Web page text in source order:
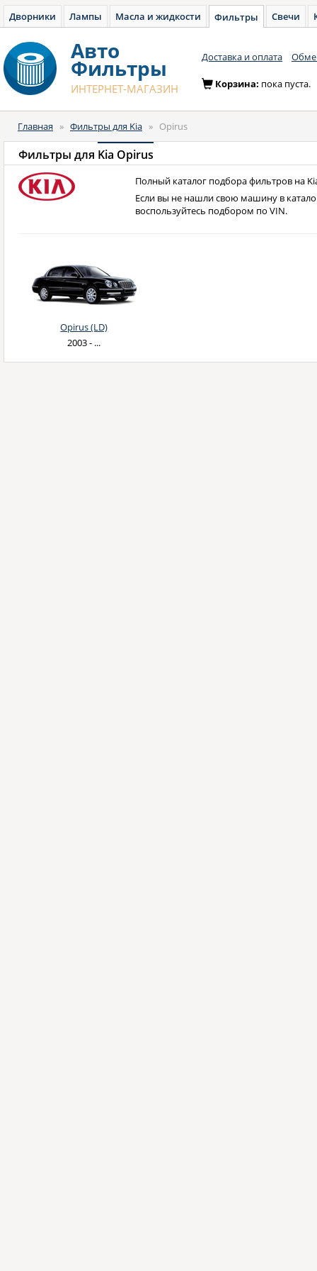
Дворники Лампы Масла и жидкости Фильтры Свечи
Авто
Фильтры
ИНТЕРНЕТ-МАГАЗИН
Доставка и оплата
Корзина: пока пуста.
Главная » Фильтры для Kia » Opirus
Фильтры для Kia Opirus
Полный каталог подбора фильтров на
Если вы не нашли свою машину в
воспользуйтесь подбором по VIN.
Opirus (LD)
2003 - ...